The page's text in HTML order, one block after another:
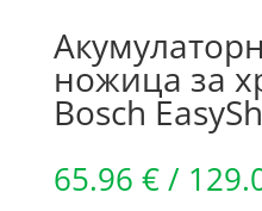
ножица за
Bosch
65.96 €/